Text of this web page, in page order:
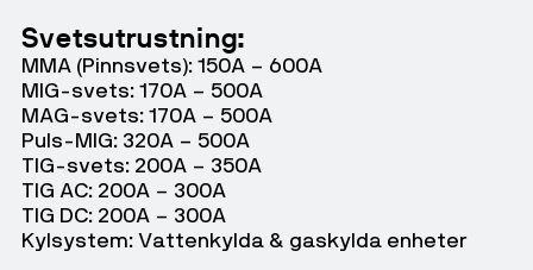
Svetsutrustning:
MMA (Pinnsvets): 150A – 600A
MIG-svets: 170A – 500A
MAG-svets: 170A – 500A
Puls-MIG: 320A – 500A
TIG-svets: 200A – 350A
TIG AC: 200A – 300A
TIG DC: 200A – 300A
Kylsystem: Vattenkylda & gaskylda enheter